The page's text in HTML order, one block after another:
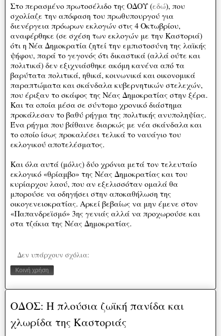
Στο περασμένο πρωτοσέλιδο της ΟΔΟΥ (εδώ), που
σχολίαζε την απόφαση του πρωθυπουργού για
διενέργεια πρόωρων εκλογών στις 4 Οκτωβρίου,
αναφέρθηκε (σε σχέση των εκλογών με την Καστοριά)
ότι η Νέα Δημοκρατία ζητεί την εμπιστοσύνη της λαϊκής
ψήφου, παρά το γεγονός ότι δικαστικά (αλλά ούτε και
πολιτικά) δεν εξιχνιάσθηκε ακόμη κανένα από τα
βαρύτατα πολιτικά, ηθικά, κοινωνικά και οικονομικά
παραπτώματα και σκάνδαλα κυβερνητικών στελεχών,
που έριξαν το σκάφος της Νέας Δημοκρατίας στην ξέρα.
Και τα οποία μέσα σε σύντομο χρονικό διάστημα
προκάλεσαν το βαθύ ρήγμα της πολιτικής ανυποληψίας.
Ένα ρήγμα που βάθαινε διαρκώς με νέα σκάνδαλα και
το οποίο ίσως προκαλέσει τελικά το ναυάγιο του
εκλογικού αποτελέσματος.
Και όλα αυτά (μόλις) δύο χρόνια μετά τον τελευταίο
εκλογικό «θρίαμβο» της Νέας Δημοκρατίας και του
κυρίαρχου λαού, που αν εξελισσόταν ομαλά θα
μπορούσε να οδηγήσει στην αποκαθήλωση της
οικογενειοκρατίας. Αρκεί βεβαίως να μην έμενε στον
«Παπανδρεϊσμό» 3ης γενιάς αλλά να προχωρούσε και
στα τζάκια της Νέας Δημοκρατίας.
Δεν υπάρχουν σχόλια:
Κοινή χρήση
ΟΔΟΣ: Η πλούσια ζωϊκή πανίδα και
χλωρίδα της Καστοριάς